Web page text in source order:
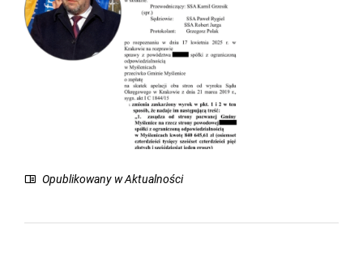
Opublikowany wAktualności